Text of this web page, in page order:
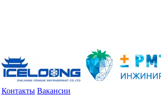
Контакты Вакансии